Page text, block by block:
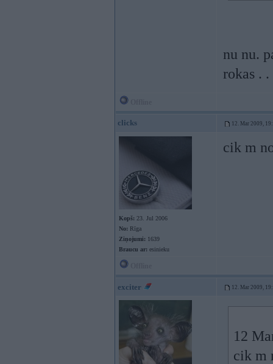
nu nu.
rokas .
clicks 12. Mar 2009,
Kopš: 23. Jul 2006
No: Rīga
Ziņojumi: 1639
Braucu ar: esinieku
cik m
exciter 12. Mar 2009,
12
cik m